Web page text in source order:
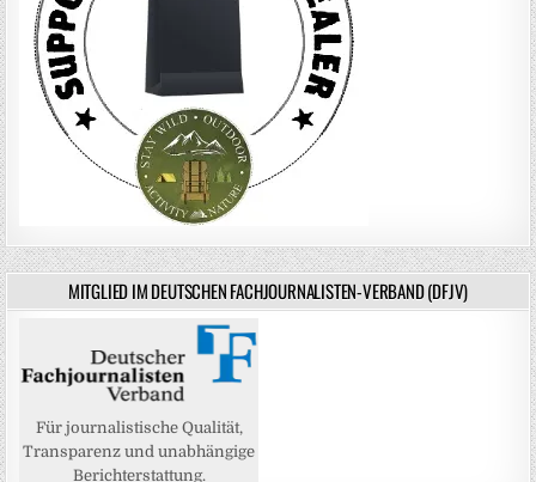
MITGLIED IM DEUTSCHEN FACHJOURNALISTEN-VERBAND (DFJV)
Für journalistische Qualität,
Transparenz und unabhängige
Berichterstattung.